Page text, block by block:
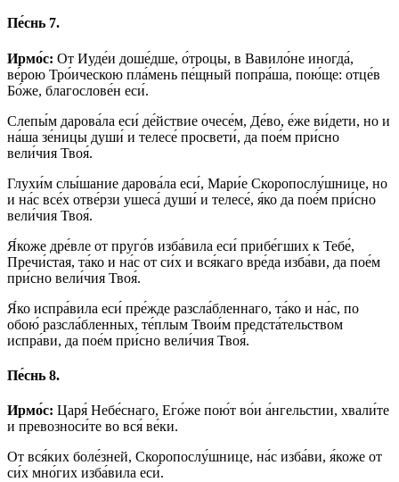
Пе́снь 7.
Ирмо́с: От Иуде́и доше́дше, о́троцы, в Вавило́не иногда́,
ве́рою Тро́ическою пла́мень пе́щный попра́ша, пою́ще: отце́в
Бо́же, благослове́н еси́.
Слепы́м дарова́ла еси́ де́йствие очесе́м, Де́во, е́же ви́дети, но и
на́ша зе́ницы души́ и телесе́ просвети́, да пое́м при́сно
вели́чия Твоя́.
Глухи́м слы́шание дарова́ла еси́, Мари́е Скоропослу́шнице, но
и на́с все́х отве́рзи ушеса́ души́ и телесе́, я́ко да пое́м при́сно
вели́чия Твоя́.
Я́коже дре́вле от пруго́в изба́вила еси́ прибе́гших к Тебе́,
Пречи́стая, та́ко и на́с от си́х и вся́каго вре́да изба́ви, да пое́м
при́сно вели́чия Твоя́.
Я́ко испра́вила еси́ пре́жде разсла́бленнаго, та́ко и на́с, по
обою́ разсла́бленных, те́плым Твои́м предста́тельством
испра́ви, да пое́м при́сно вели́чия Твоя́.
Пе́снь 8.
Ирмо́с: Царя́ Небе́снаго, Его́же пою́т во́и а́нгельстии, хвали́те
и превозноси́те во вся́ ве́ки.
От вся́ких боле́зней, Скоропослу́шнице, на́с изба́ви, я́коже от
си́х мно́гих изба́вила еси́.